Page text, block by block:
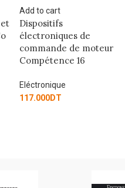
Add to cart
Circuits électriques :
dépannage
Compétence 3
228.000DT